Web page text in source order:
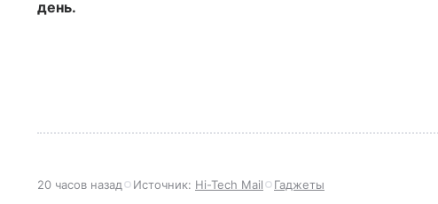
день.
20 часов назад Источник: Hi-Tech Mail Гаджеты